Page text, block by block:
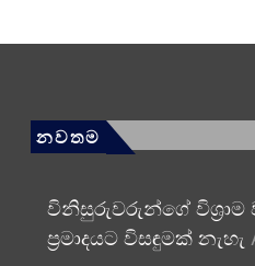
නවතම
විනිසුරුවරුන්ගේ විශ්‍රාම
ප්‍රමාදයට විසඳුමක් නැහැ